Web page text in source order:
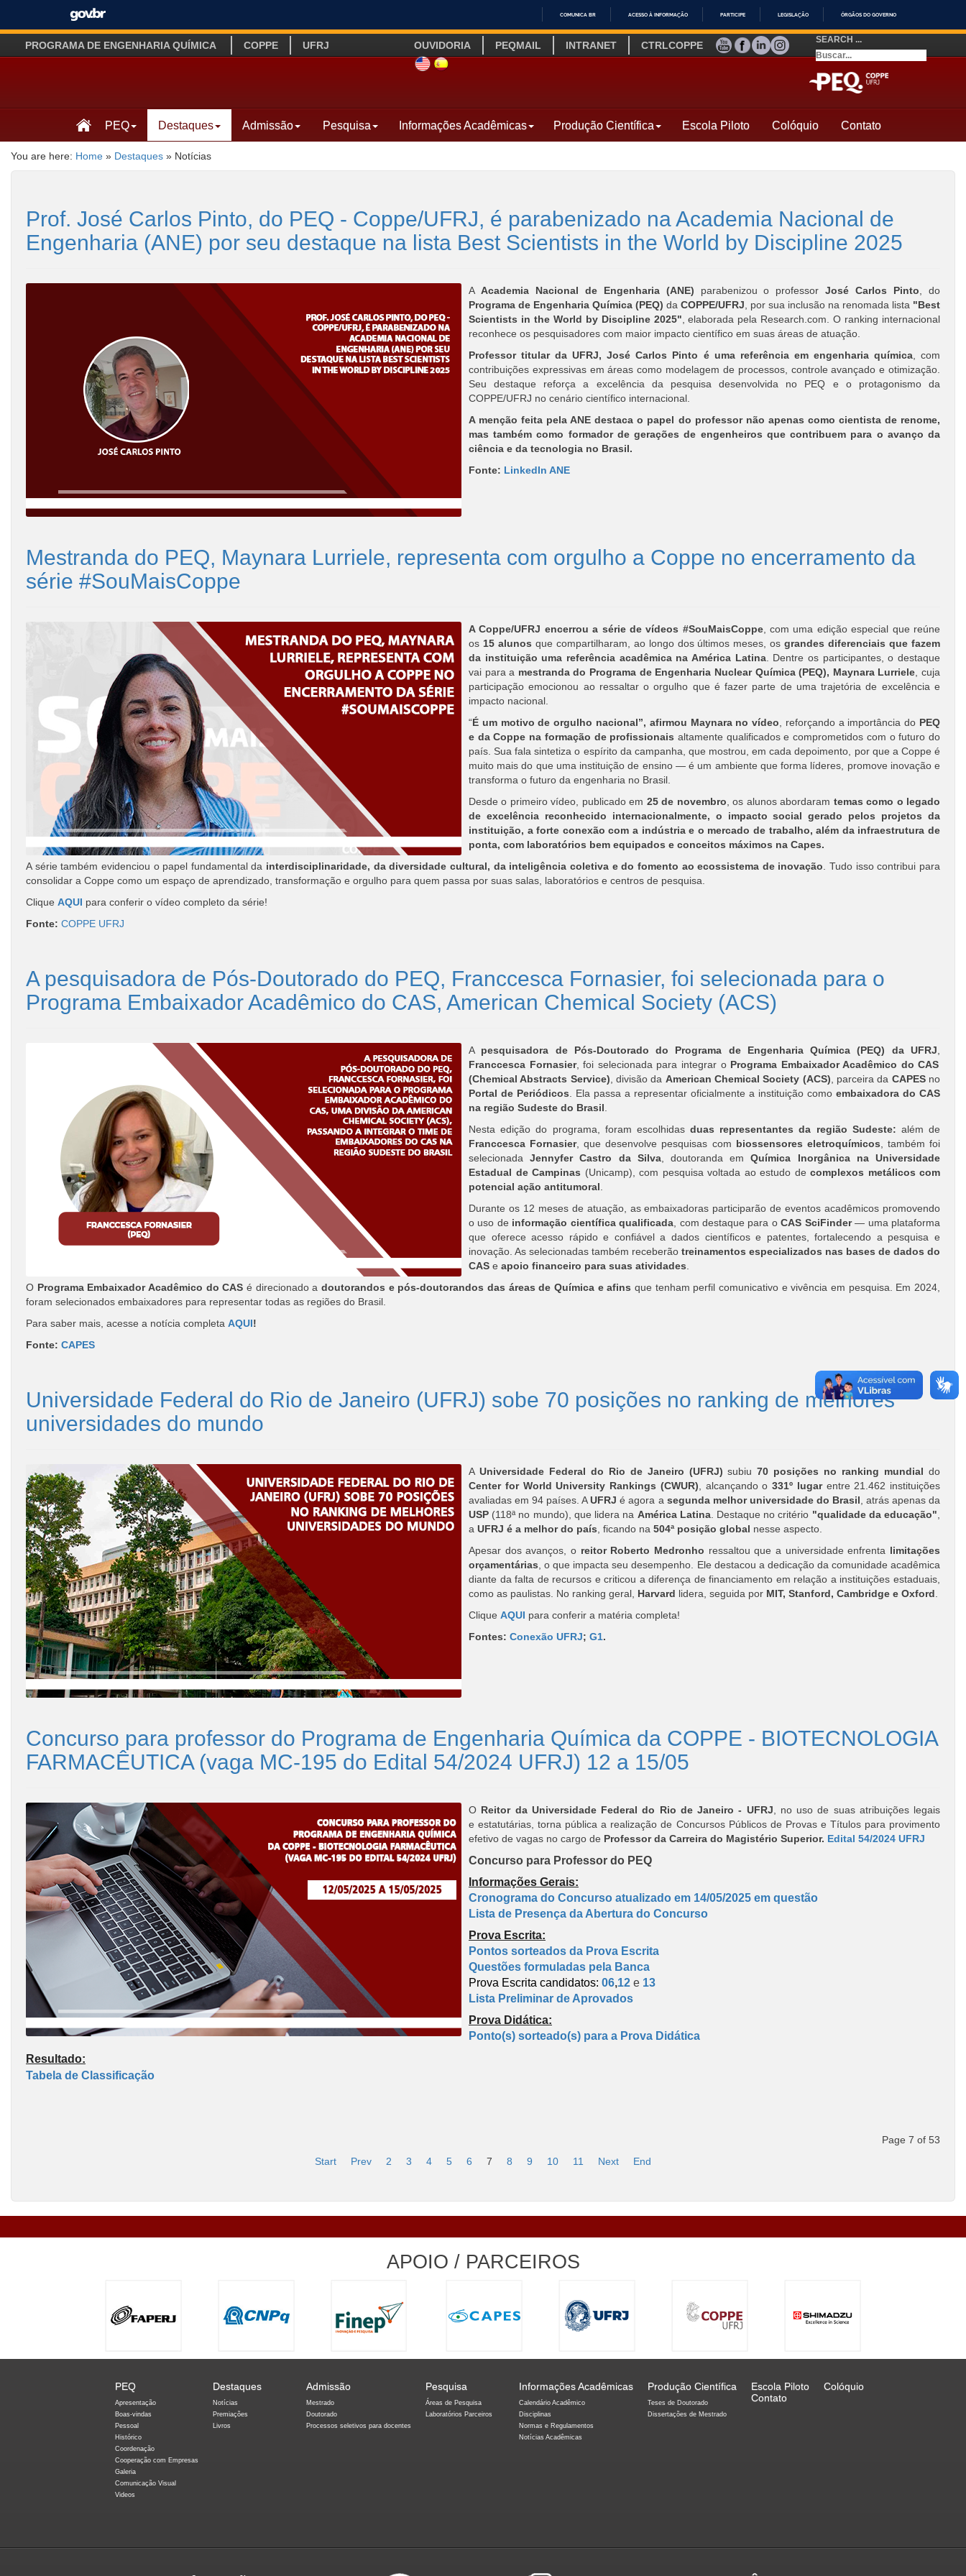
IR
O
COMUNICA BR ACESSO À INFORMAÇÃO PARTICIPE LEGISLAÇÃO ÓRGÃOS DO GOVERNO
PROGRAMA DE ENGENHARIA QUÍMICA COPPE UFRJ OUVIDORIA PEQMAIL INTRANET CTRLCOPPE YOUTUBE
FACEBOOK
LINKEDIN
INSTAGRAM
SITE INGLÊS
LINK SITE ESPANHOL
SEARCH ...
PEQ Destaques Admissão Pesquisa Informações Acadêmicas Produção Científica Escola Piloto Colóquio Contato
You are here: Home » Destaques » Notícias
Prof. José Carlos Pinto, do PEQ - Coppe/UFRJ, é parabenizado na Academia Nacional de
Engenharia (ANE) por seu destaque na lista Best Scientists in the World by Discipline 2025
A Academia Nacional de Engenharia (ANE) parabenizou o professorJosé Carlos Pinto , do
Programa de Engenharia Química (PEQ) da COPPE/UFRJ , por sua inclusão na renomada lista "Best
Scientists in the World by Discipline 2025" , elaborada pela Research.com. O ranking internacional
reconhece os pesquisadores com maior impacto científico em suas áreas de atuação.
Professor titular da UFRJ, José Carlos Pinto é uma referência em engenharia química, com
contribuições expressivas em áreas como modelagem de processos, controle avançado e otimização.
Seu destaque reforça a excelência da pesquisa desenvolvida no PEQ e o protagonismo da
COPPE/UFRJ no cenário científico internacional.
A menção feita pela ANE destaca o papel do professor não apenas como cientista de renome,
mas também como formador de gerações de engenheiros que contribuem para o avanço da
ciência e da tecnologia no Brasil.
Fonte: LinkedIn ANE
Mestranda do PEQ, Maynara Lurriele, representa com orgulho a Coppe no encerramento da
série #SouMaisCoppe
A Coppe/UFRJ encerrou a série de vídeos #SouMaisCoppe, com uma edição especial que reúne
os 15 alunos que compartilharam, ao longo dos últimos meses, osgrandes diferenciais que fazem
da instituição uma referência acadêmica na América Latina. Dentre os participantes, o destaque
vai para a mestranda do Programa de Engenharia Nuclear Química (PEQ), Maynara Lurriele , cuja
participação emocionou ao ressaltar o orgulho que é fazer parte de uma trajetória de excelência e
impacto nacional.
“É um motivo de orgulho nacional”, afirmou Maynara no vídeo , reforçando a importância do PEQ
e da Coppe na formação de profissionais altamente qualificados e comprometidos com o futuro do
país. Sua fala sintetiza o espírito da campanha, que mostrou, em cada depoimento, por que a Coppe é
muito mais do que uma instituição de ensino — é um ambiente que forma líderes, promove inovação e
transforma o futuro da engenharia no Brasil.
Desde o primeiro vídeo, publicado em 25 de novembro , os alunos abordaram temas como o legado
de excelência reconhecido internacionalmente, o impacto social gerado pelos projetos da
instituição, a forte conexão com a indústria e o mercado de trabalho, além da infraestrutura de
ponta, com laboratórios bem equipados e conceitos máximos na Capes.
A série também evidenciou o papel fundamental da interdisciplinaridade, da diversidade cultural, da inteligência coletiva e do fomento ao ecossistema de inovação . Tudo isso contribui para
consolidar a Coppe como um espaço de aprendizado, transformação e orgulho para quem passa por suas salas, laboratórios e centros de pesquisa.
Clique AQUI para conferir o vídeo completo da série!
Fonte: COPPE UFRJ
A pesquisadora de Pós-Doutorado do PEQ, Franccesca Fornasier, foi selecionada para o
Programa Embaixador Acadêmico do CAS, American Chemical Society (ACS)
A pesquisadora de Pós-Doutorado do Programa de Engenharia Química (PEQ) da UFRJ
Franccesca Fornasier, foi selecionada para integrar o Programa Embaixador Acadêmico do CAS
(Chemical Abstracts Service) , divisão da American Chemical Society (ACS) , parceira da CAPESno
Portal de Periódicos . Ela passa a representar oficialmente a instituição como embaixadora do CAS
na região Sudeste do Brasil
Nesta edição do programa, foram escolhidas duas representantes da região Sudeste: além de
Franccesca Fornasier, que desenvolve pesquisas com biossensores eletroquímicos , também foi
selecionadaJennyfer Castro da Silva, doutoranda emQuímica Inorgânica na Universidade
Estadual de Campinas (Unicamp), com pesquisa voltada ao estudo de complexos metálicos com
potencial ação antitumoral
Durante os 12 meses de atuação, as embaixadoras participarão de eventos acadêmicos promovendo
o uso de informação científica qualificada , com destaque para oCAS SciFinder— uma plataforma
que oferece acesso rápido e confiável a dados científicos e patentes, fortalecendo a pesquisa e
inovação. As selecionadas também receberão treinamentos especializados nas bases de dados do
CAS e apoio financeiro para suas atividades
O Programa Embaixador Acadêmico do CAS é direcionado adoutorandos e pós-doutorandos das áreas de Química e afins que tenham perfil comunicativo e vivência em pesquisa. Em 2024,
foram selecionados embaixadores para representar todas as regiões do Brasil.
Para saber mais, acesse a notícia completa AQUI!
Fonte: CAPES
Universidade Federal do Rio de Janeiro (UFRJ) sobe 70 posições no ranking de melhores
universidades do mundo
A Universidade Federal do Rio de Janeiro (UFRJ) subiu70 posições no ranking mundial do
Center for World University Rankings (CWUR) , alcançando o 331º lugarentre 21.462 instituições
avaliadas em 94 países. AUFRJ é agora a segunda melhor universidade do Brasil , atrás apenas da
USP (118ª no mundo), que lidera na América Latina. Destaque no critério "qualidade da educação"
a UFRJ é a melhor do país , ficando na 504ª posição global nesse aspecto.
Apesar dos avanços, o reitor Roberto Medronho ressaltou que a universidade enfrenta limitações
orçamentárias , o que impacta seu desempenho. Ele destacou a dedicação da comunidade acadêmica
diante da falta de recursos e criticou a diferença de financiamento em relação a instituições estaduais,
como as paulistas. No ranking geral, Harvard lidera, seguida por MIT, Stanford, Cambridge e Oxford
Clique AQUI para conferir a matéria completa!
Fontes: Conexão UFRJ; G1.
Concurso para professor do Programa de Engenharia Química da COPPE - BIOTECNOLOGIA
FARMACÊUTICA (vaga MC-195 do Edital 54/2024 UFRJ) 12 a 15/05
O Reitor da Universidade Federal do Rio de Janeiro - UFRJ , no uso de suas atribuições legais
e estatutárias, torna pública a realização de Concursos Públicos de Provas e Títulos para provimento
efetivo de vagas no cargo de Professor da Carreira do Magistério Superior. Edital 54/2024 UFRJ
Concurso para Professor do PEQ
Informações Gerais:
Cronograma do Concurso atualizado em 14/05/2025 em questão
Lista de Presença da Abertura do Concurso
Prova Escrita:
Pontos sorteados da Prova Escrita
Questões formuladas pela Banca
Prova Escrita candidatos: 06,12 e 13
Lista Preliminar de Aprovados
Prova Didática:
Ponto(s) sorteado(s) para a Prova Didática
Resultado:
Tabela de Classificação
Page 7 of 53
Start
Prev 2 3 4 5 6 7 8 9 10 11 Next End
APOIO / PARCEIROS
PEQ
Apresentação
Boas-vindas
Pessoal
Histórico
Coordenação
Cooperação com Empresas
Galeria
Comunicação Visual
Videos
Destaques
Notícias
Premiações
Livros
Admissão
Mestrado
Doutorado
Processos seletivos para docentes
Pesquisa
Áreas de Pesquisa
Laboratórios Parceiros
Informações Acadêmicas
Calendário Acadêmico
Disciplinas
Normas e Regulamentos
Notícias Acadêmicas
Produção Científica
Teses de Doutorado
Dissertações de Mestrado
Escola Piloto
Colóquio
Contato